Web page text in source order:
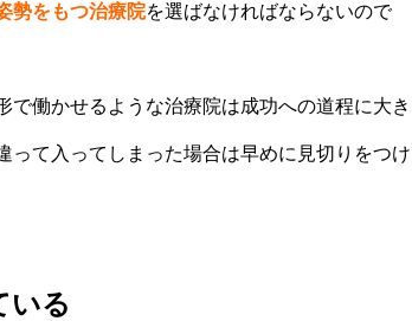
勢をもつ治療院を選ばなければならないので
働かせるような治療院は成功への道程に大き
って入ってしまった場合は早めに見切りをつけ
いる